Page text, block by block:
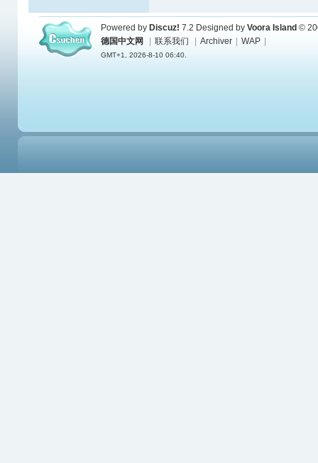
Powered by Discuz! 7.2 Designed by Voora Island ©
德国中文网
联系我们 Archiver WAP
GMT+1, 2026-8-10 06:40.